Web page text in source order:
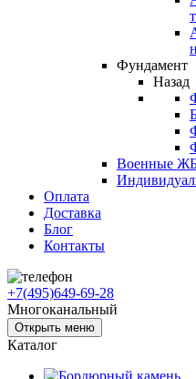
Фундамент
Назад
Военные
Оплата
Доставка
Блог
Контакты
+7(495)649-69-28
Многоканальный
Открыть меню
Каталог